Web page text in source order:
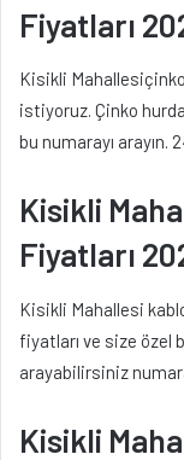
Fiyatları
Kisikli
istiyoruz. Çinko
bu numarayı arayın.
Kisikli
Fiyatları
Kisikli Mahallesi
fiyatları ve size özel
arayabilirsiniz
Kisikli